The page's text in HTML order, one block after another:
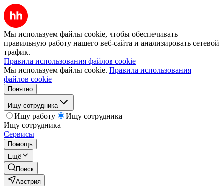
Мы используем файлы cookie, чтобы обеспечивать
правильную работу нашего веб-сайта и анализировать сетевой
трафик.
Правила использования файлов cookie
Мы используем файлы cookie. Правила использования
файлов cookie
Понятно
Ищу сотрудника
Ищу работу
Ищу сотрудника
Ищу сотрудника
Сервисы
Помощь
Ещё
Поиск
Австрия